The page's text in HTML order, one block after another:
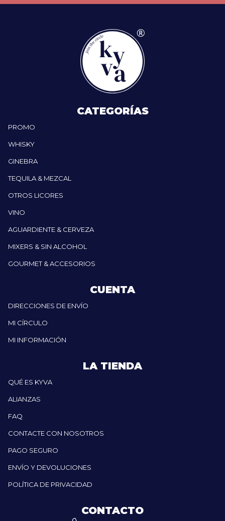
CATEGORÍAS
PROMO
WHISKY
GINEBRA
TEQUILA & MEZCAL
OTROS LICORES
VINO
AGUARDIENTE & CERVEZA
MIXERS & SIN ALCOHOL
GOURMET & ACCESORIOS
CUENTA
DIRECCIONES DE ENVÍO
MI CÍRCULO
MI INFORMACIÓN
LA TIENDA
QUÉ ES KYVA
ALIANZAS
FAQ
CONTACTE CON NOSOTROS
PAGO SEGURO
ENVÍO Y DEVOLUCIONES
POLÍTICA DE PRIVACIDAD
CONTACTO